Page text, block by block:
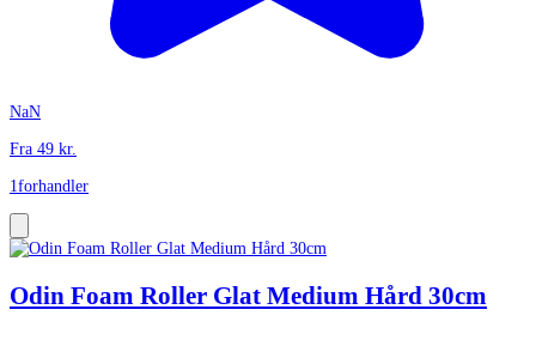
NaN
Fra 49 kr.
1forhandler
Odin Foam Roller Glat Medium Hård 30cm